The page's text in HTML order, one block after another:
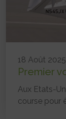
18 Août 2025
Premier
Aux Etats-
course pour